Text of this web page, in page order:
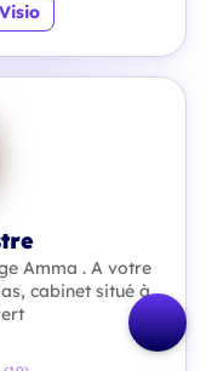
Visio
Amma . A votre
cabinet situé à